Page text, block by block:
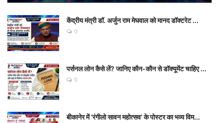
केंद्रीय मंत्री डॉ. अर्जुन राम मेघवाल को मानद डॉक्टरेट ...
0
पर्सनल लोन कैसे लें? जानिए कौन-कौन से डॉक्यूमेंट चाहिए ...
0
बीकानेर में ‘रंगीलो सावन महोत्सव’ के पोस्टर का भव्य विम...